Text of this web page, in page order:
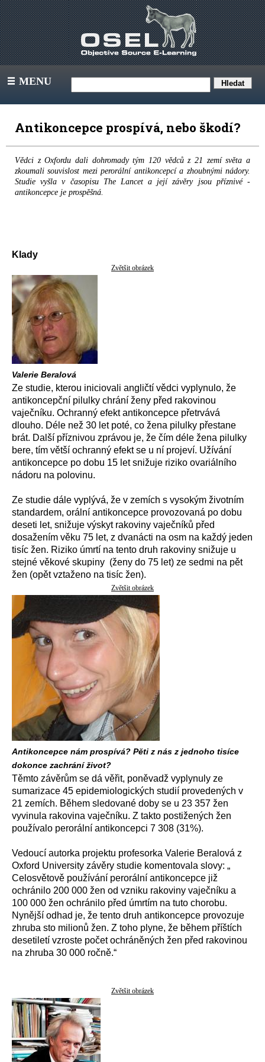
III MENU
Antikoncepce prospívá, nebo škodí?
Vědci z Oxfordu dali dohromady tým 120 vědců z 21 zemí světa a
zkoumali souvislost mezi perorální antikoncepcí a zhoubnými nádory.
Studie vyšla v časopisu The Lancet a její závěry jsou příznivé -
antikoncepce je prospěšná.
Klady
Zvětšit obrázek
Valerie Beralová
Ze studie, kterou iniciovali angličtí vědci vyplynulo, že
antikoncepční pilulky chrání ženy před rakovinou
vaječníku. Ochranný efekt antikoncepce přetrvává
dlouho. Déle než 30 let poté, co žena pilulky přestane
brát. Další příznivou zprávou je, že čím déle žena pilulky
bere, tím větší ochranný efekt se u ní projeví. Užívání
antikoncepce po dobu 15 let snižuje riziko ovariálního
nádoru na polovinu.
Ze studie dále vyplývá, že v zemích s vysokým životním
standardem, orální antikoncepce provozovaná po dobu
deseti let, snižuje výskyt rakoviny vaječníků před
dosažením věku 75 let, z dvanácti na osm na každý jeden
tisíc žen. Riziko úmrtí na tento druh rakoviny snižuje u
stejné věkové skupiny (ženy do 75 let) ze sedmi na pět
žen (opět vztaženo na tisíc žen).
Zvětšit obrázek
Antikoncepce nám prospívá? Pěti z nás z jednoho tisíce
dokonce zachrání život?
Těmto závěrům se dá věřit, poněvadž vyplynuly ze
sumarizace 45 epidemiologických studií provedených v
21 zemích. Během sledované doby se u 23 357 žen
vyvinula rakovina vaječníku. Z takto postižených žen
používalo perorální antikoncepci 7 308 (31%).
Vedoucí autorka projektu profesorka Valerie Beralová z
Oxford University závěry studie komentovala slovy: „
Celosvětově používání perorální antikoncepce již
ochránilo 200 000 žen od vzniku rakoviny vaječníku a
100 000 žen ochránilo před úmrtím na tuto chorobu.
Nynější odhad je, že tento druh antikoncepce provozuje
zhruba sto milionů žen. Z toho plyne, že během příštích
desetiletí vzroste počet ochráněných žen před rakovinou
na zhruba 30 000 ročně.“
Zvětšit obrázek